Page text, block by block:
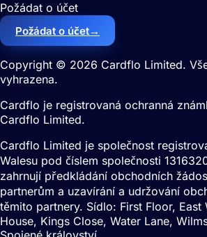
Požádat o účet
Požádat o účet→
Copyright © 2026 Cardflo Limited.
vyhrazena.
Cardflo je registrovaná ochranná
Cardflo Limited.
Cardflo Limited je společnost
Walesu pod číslem společnosti
zahrnují předkládání obchodních
partnerům a uzavírání a udržování
těmito partnery. Sídlo: First Floor, East
House, Kings Close, Water Lane,